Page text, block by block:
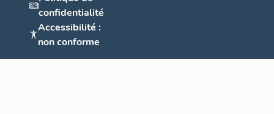
confidentialité
Accessibilité :
non conforme